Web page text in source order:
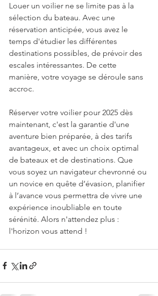
Louer un voilier ne se limite pas à la
sélection du bateau. Avec une
réservation anticipée, vous avez le
temps d'étudier les différentes
destinations possibles, de prévoir des
escales intéressantes. De cette
manière, votre voyage se déroule sans
accroc.
Réserver votre voilier pour 2025 dès
maintenant, c'est la garantie d'une
aventure bien préparée, à des tarifs
avantageux, et avec un choix optimal
de bateaux et de destinations. Que
vous soyez un navigateur chevronné ou
un novice en quête d’évasion, planifier
à l’avance vous permettra de vivre une
expérience inoubliable en toute
sérénité. Alors n'attendez plus :
l'horizon vous attend !